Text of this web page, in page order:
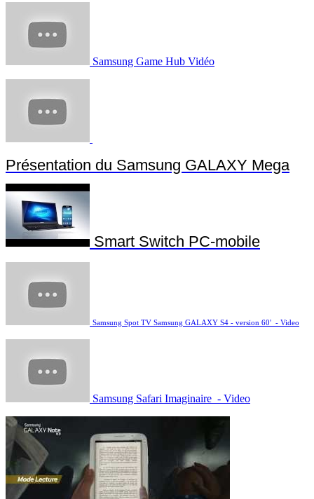
Samsung Game Hub Vidéo
Présentation du Samsung GALAXY Mega
Smart Switch PC-mobile
Samsung Spot TV Samsung GALAXY S4 - version 60' - Video
Samsung Safari Imaginaire - Video